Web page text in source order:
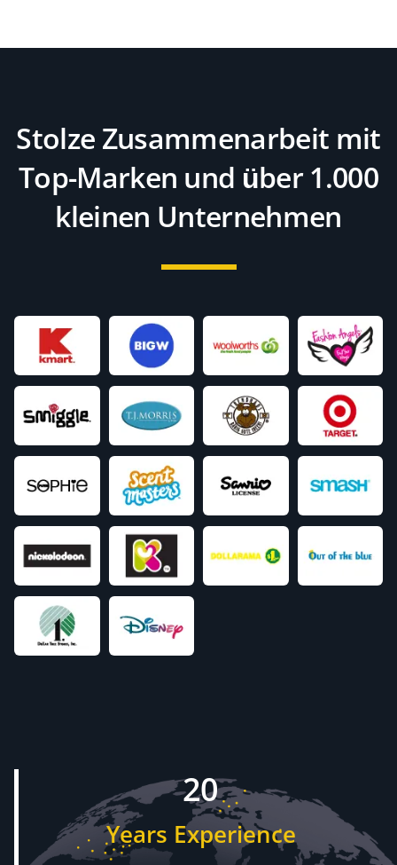
Stolze Zusammenarbeit mit
Top-Marken und über 1.000
kleinen Unternehmen
20
Years Experience